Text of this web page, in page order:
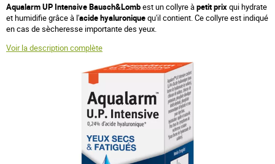
Aqualarm UP IntensiveBausch&Lombest un collyre àpetit prixqui hydrate
et humidifie grâce à l'acide hyaluroniquequ'il contient. Ce collyre est indiqué
en cas de sècheresse importante des yeux.
Voir la description complète